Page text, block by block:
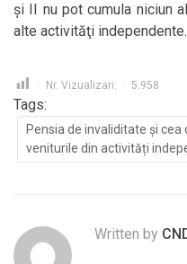
şi II nu pot cumula niciun
alte activităţi independente.
Nr. Vizualizari: 5.958
Tags:
Pensia de invaliditate și
veniturile din activități
Written by